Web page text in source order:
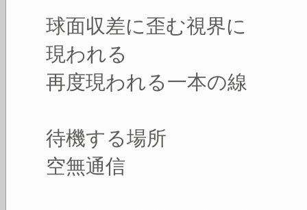
球面収差に歪む視界に
現われる
再度現われる一本の線
待機する場所
空無通信